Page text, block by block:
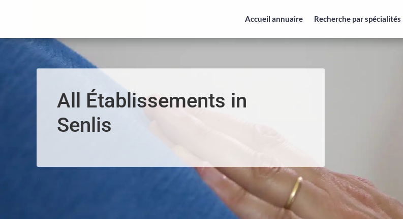
Accueil annuaire Recherche par spécialités
All Établissements in
Senlis